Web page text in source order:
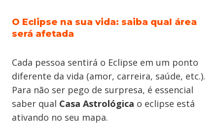
O Eclipse na sua vida: saiba qual área
será afetada
Cada pessoa sentirá o Eclipse em um ponto
diferente da vida (amor, carreira, saúde, etc.).
Para não ser pego de surpresa, é essencial
saber qual Casa Astrológica o eclipse está
ativando no seu mapa.